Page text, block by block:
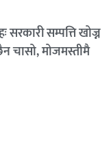
सरकारी सम्पत्ति खोज्न
चासो, मोजमस्तीमै